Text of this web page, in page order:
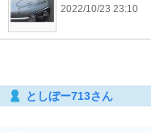
2022/10/23 23:10
としぼー713さん